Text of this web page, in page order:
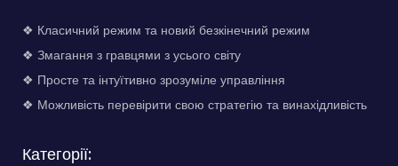
❖ Класичний режим та новий безкінечний режим
❖ Змагання з гравцями з усього світу
❖ Просте та інтуїтивно зрозуміле управління
❖ Можливість перевірити свою стратегію та винахідливість
Категорії: